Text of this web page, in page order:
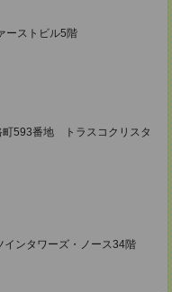
ーストビル5階
町593番地 トラスコクリスタ
ンタワーズ・ノース34階